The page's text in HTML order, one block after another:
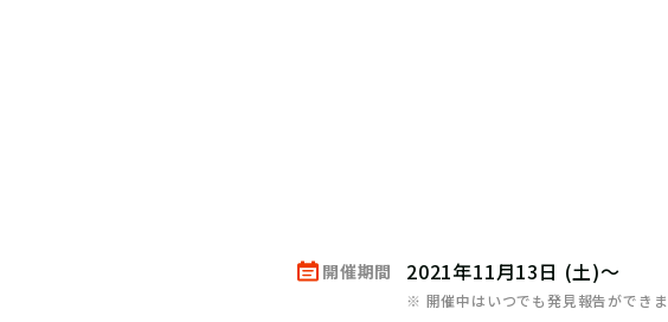
開催期間 2021年11月13日 (土)～
※ 開催中はいつでも発見報告ができ